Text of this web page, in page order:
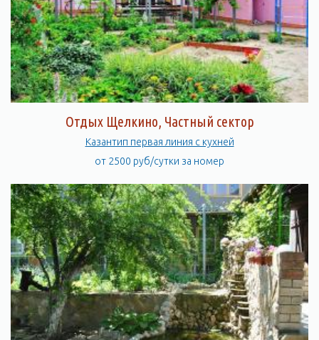
Отдых Щелкино, Частный сектор
Казантип первая линия с кухней
от 2500 руб/сутки за номер